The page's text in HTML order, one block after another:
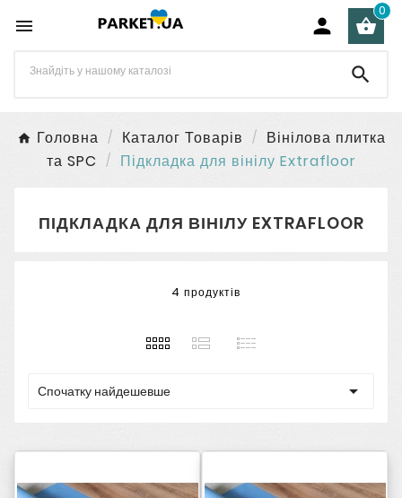
  
0

Головна Каталог Товарів
Вінілова плитка
та SPC
Підкладка для вінілу Extrafloor
ПІДКЛАДКА ДЛЯ ВІНІЛУ EXTRAFLOOR
4 продуктів
Спочатку найдешевше 